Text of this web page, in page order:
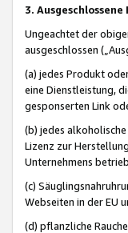
3.
Ungeachtet der
ausgeschlossen
(a) jedes Produkt
eine Dienstleistung,
gesponserten Link
(b) jedes
Lizenz zur
Unternehmens
(c)
Webseiten in der EU
(d) pflanzliche